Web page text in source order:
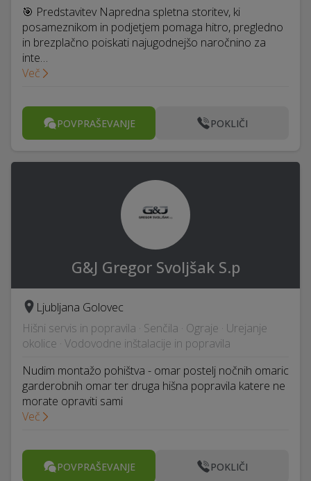
🎯 Predstavitev Napredna spletna storitev, ki
posameznikom in podjetjem pomaga hitro, pregledno
in brezplačno poiskati najugodnejšo naročnino za
inte…
Več
POVPRAŠEVANJE POKLIČI
G&J Gregor Svoljšak S.p
Ljubljana Golovec
Hišni servis in popravila · Senčila · Ograje · Urejanje
okolice · Vodovodne inštalacije in popravila
Nudim montažo pohištva - omar postelj nočnih omaric
garderobnih omar ter druga hišna popravila katere ne
morate opraviti sami
Več
POVPRAŠEVANJE POKLIČI